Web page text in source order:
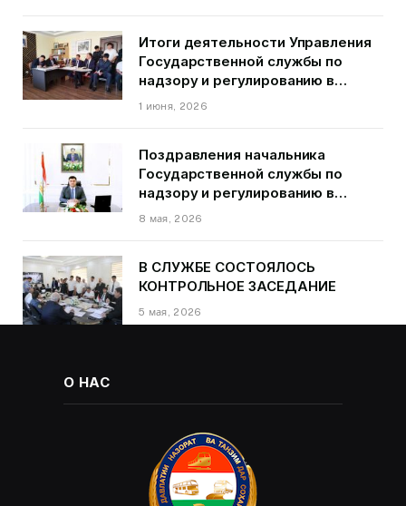
Итоги деятельности Управления
Государственной службы по
надзору и регулированию в
области транспорта ГБАО в
1 июня, 2026
Поздравления начальника
Государственной службы по
надзору и регулированию в
области транспорта Курбонзода
8 мая, 2026
В СЛУЖБЕ СОСТОЯЛОСЬ
КОНТРОЛЬНОЕ ЗАСЕДАНИЕ
5 мая, 2026
О НАС